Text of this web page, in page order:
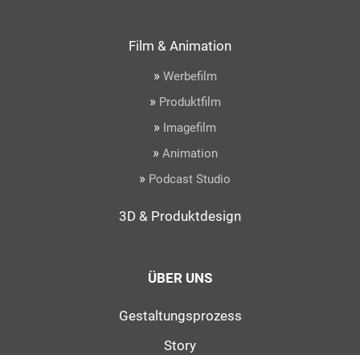
Film & Animation
» Werbefilm
» Produktfilm
» Imagefilm
» Animation
» Podcast Studio
3D & Produktdesign
ÜBER UNS
Gestaltungsprozess
Story